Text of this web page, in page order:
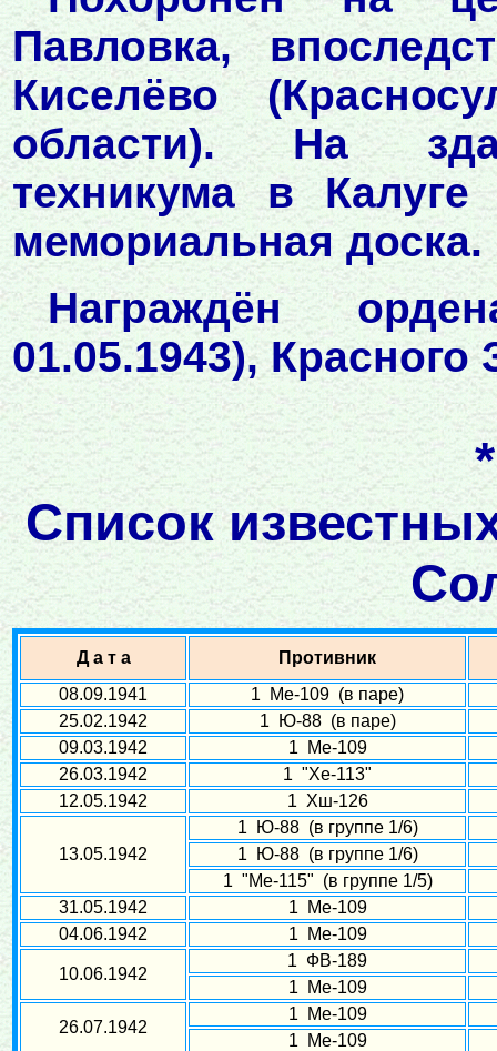
Павловка,
Киселёво
области). На
техникума в
мемориальная доска.
Награждён
01.05.1943), Красного
Список
Д а т а
Противник
08.09.1941
1 Ме-109 (в паре)
25.02.1942
1 Ю-88 (в паре)
09.03.1942
1 Ме-109
26.03.1942
1 "Хе-113"
12.05.1942
1 Хш-126
13.05.1942
1 Ю-88 (в группе 1/6)
1 Ю-88 (в группе 1/6)
1 "Ме-115" (в группе 1/5)
31.05.1942
1 Ме-109
04.06.1942
1 Ме-109
10.06.1942
1 ФВ-189
1 Ме-109
26.07.1942
1 Ме-109
1 Ме-109